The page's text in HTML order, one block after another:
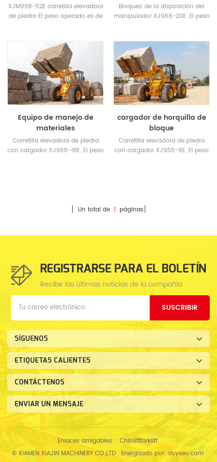
XJM998-52E carretilla elevadora
de piedra El peso operado es de
Bloqueo de la disposición del
manipulador XJ968-20E. El peso
más pesado que otras marcas.
Equipo de manejo de
materiales
Carretilla elevadora de piedra
con cargador XJ968-18E. El peso
cargador de horquilla de
bloque
Carretilla elevadora de piedra
con cargador XJ955-9E. El peso
[ Un total de 1 páginas]
REGISTRARSE PARA EL BOLETÍN
Recibe las últimas noticias de la compañía
SUSCRIBIR
SÍGUENOS
ETIQUETAS CALIENTES
CONTÁCTENOS
ENVIAR UN MENSAJE
Enlaces amigables : Chinliftforklift
© XIAMEN XIAJIN MACHINERY CO.,LTD . Energizado por dyyseo.com